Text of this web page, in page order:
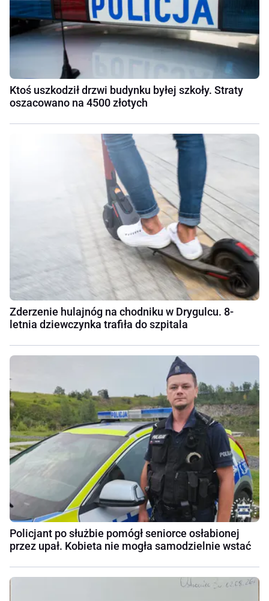
Ktoś uszkodził drzwi budynku byłej szkoły. Straty
oszacowano na 4500 złotych
Zderzenie hulajnóg na chodniku w Drygulcu. 8-
letnia dziewczynka trafiła do szpitala
Policjant po służbie pomógł seniorce osłabionej
przez upał. Kobieta nie mogła samodzielnie wstać